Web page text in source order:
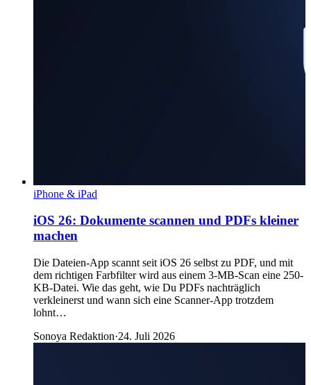
iPhone & iPad
iOS 26: Dokumente scannen und PDFs kleiner
machen
Die Dateien-App scannt seit iOS 26 selbst zu PDF, und mit
dem richtigen Farbfilter wird aus einem 3-MB-Scan eine 250-
KB-Datei. Wie das geht, wie Du PDFs nachträglich
verkleinerst und wann sich eine Scanner-App trotzdem
lohnt…
Sonoya Redaktion·24. Juli 2026